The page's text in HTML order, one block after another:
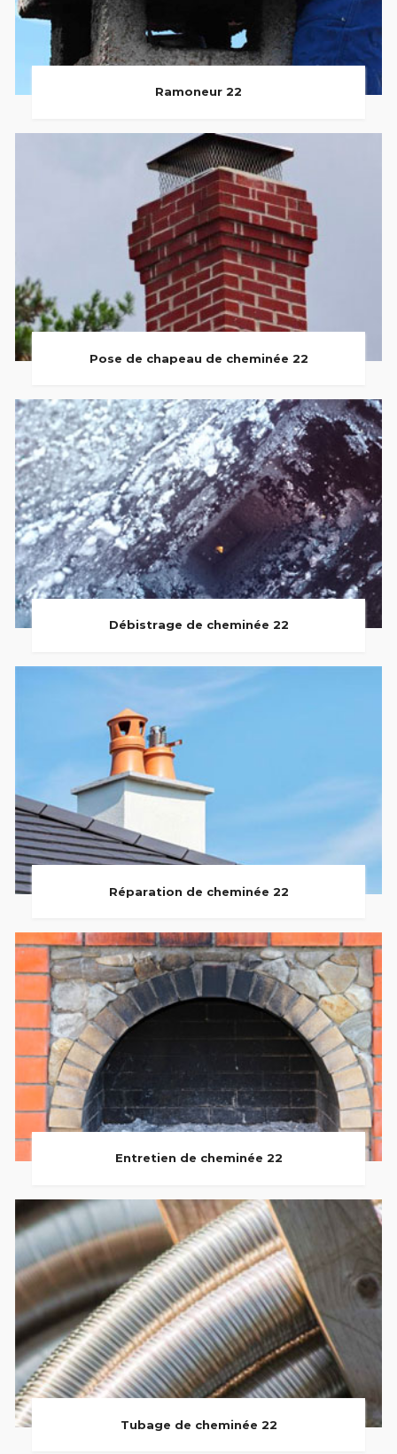
Ramoneur 22
Pose de chapeau de cheminée 22
Débistrage de cheminée 22
Réparation de cheminée 22
Entretien de cheminée 22
Tubage de cheminée 22